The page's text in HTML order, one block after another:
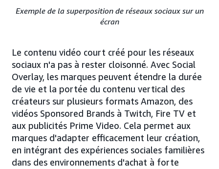
Exemple de la superposition de réseaux sociaux sur un
écran
Le contenu vidéo court créé pour les réseaux
sociaux n'a pas à rester cloisonné. Avec Social
Overlay, les marques peuvent étendre la durée
de vie et la portée du contenu vertical des
créateurs sur plusieurs formats Amazon, des
vidéos Sponsored Brands à Twitch, Fire TV et
aux publicités Prime Video. Cela permet aux
marques d'adapter efficacement leur création,
en intégrant des expériences sociales familières
dans des environnements d'achat à forte